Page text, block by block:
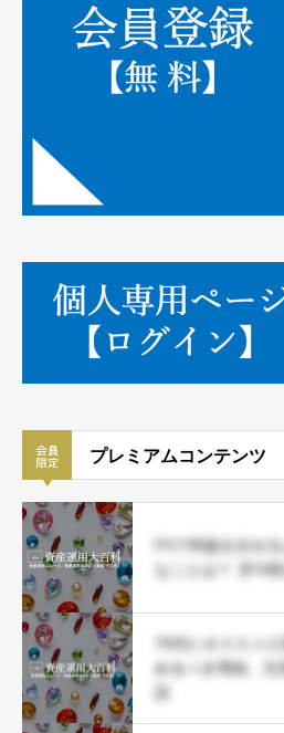
プレミアムコンテンツ
FXで利益を出せ
なことは？【FX
70代にオススメ
めるべき理由、